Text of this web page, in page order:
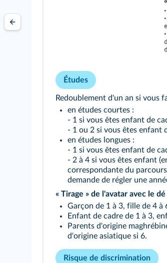
Études
Redoublement d'un an si vous
en études courtes :
- 1 si vous êtes enfant de
- 1 ou 2 si vous êtes enfant
en études longues :
- 1 si vous êtes enfant de
- 2 à 4 si vous êtes enfant
correspondante du
demande de régler une
« Tirage » de l'avatar avec le dé
Garçon de 1 à 3, fille de 4 à
Enfant de cadre de 1 à 3,
Parents d'origine
d'origine asiatique si 6.
Risque de discrimination